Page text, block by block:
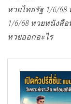
หวยไทยรัฐ 1/6/68
1/6/68 หวยหนังสื
หวยออกอะไร